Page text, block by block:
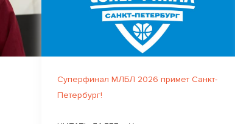
Суперфинал МЛБЛ 2026 примет Санкт-
Петербург!